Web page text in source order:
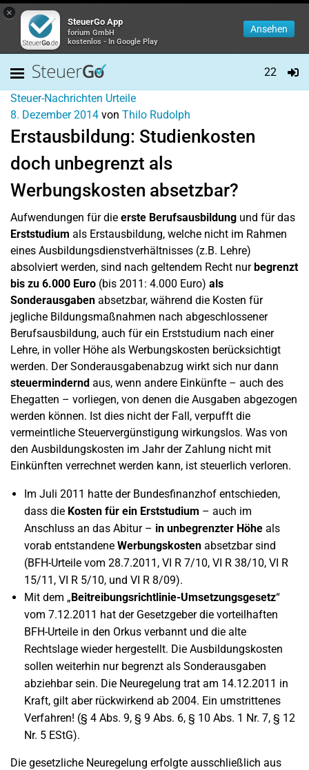
×
SteuerGo App
forium GmbH
kostenlos - In Google Play
Ansehen
22
Steuer-Nachrichten Urteile
8. Dezember 2014 von Thilo Rudolph
Erstausbildung: Studienkosten
doch unbegrenzt als
Werbungskosten absetzbar?
Aufwendungen für die erste Berufsausbildung und für das
Erststudium als Erstausbildung, welche nicht im Rahmen
eines Ausbildungsdienstverhältnisses (z.B. Lehre)
absolviert werden, sind nach geltendem Recht nurbegrenzt
bis zu 6.000 Euro (bis 2011: 4.000 Euro) als
Sonderausgaben absetzbar, während die Kosten für
jegliche Bildungsmaßnahmen nach abgeschlossener
Berufsausbildung, auch für ein Erststudium nach einer
Lehre, in voller Höhe als Werbungskosten berücksichtigt
werden. Der Sonderausgabenabzug wirkt sich nur dann
steuermindernd aus, wenn andere Einkünfte – auch des
Ehegatten – vorliegen, von denen die Ausgaben abgezogen
werden können. Ist dies nicht der Fall, verpufft die
vermeintliche Steuervergünstigung wirkungslos. Was von
den Ausbildungskosten im Jahr der Zahlung nicht mit
Einkünften verrechnet werden kann, ist steuerlich verloren.
Im Juli 2011 hatte der Bundesfinanzhof entschieden,
dass die Kosten für ein Erststudium – auch im
Anschluss an das Abitur – in unbegrenzter Höhe als
vorab entstandene Werbungskosten absetzbar sind
(BFH-Urteile vom 28.7.2011, VI R 7/10, VI R 38/10, VI R
15/11, VI R 5/10, und VI R 8/09).
Mit dem „Beitreibungsrichtlinie-Umsetzungsgesetz“
vom 7.12.2011 hat der Gesetzgeber die vorteilhaften
BFH-Urteile in den Orkus verbannt und die alte
Rechtslage wieder hergestellt. Die Ausbildungskosten
sollen weiterhin nur begrenzt als Sonderausgaben
abziehbar sein. Die Neuregelung trat am 14.12.2011 in
Kraft, gilt aber rückwirkend ab 2004. Ein umstrittenes
Verfahren! (§ 4 Abs. 9, § 9 Abs. 6, § 10 Abs. 1 Nr. 7, § 12
Nr. 5 EStG).
Die gesetzliche Neuregelung erfolgte ausschließlich aus